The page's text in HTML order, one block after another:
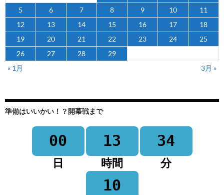
5
6 7 8 9 10
11
12
13 14 15 16 17
18
19
20 21 22 23 24
25
26
27 28
29
« 1月
3月 »
準備はいいかい！？開幕戦まで
00
日
13
時間
34
分
10